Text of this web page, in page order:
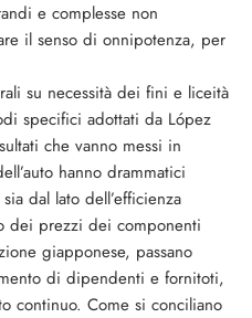
e complesse non
il senso di onnipotenza, per
su necessità dei fini e liceità
specifici adottati da López
che vanno messi in
hanno drammatici
dal lato dell’efficienza
dei prezzi dei componenti
giapponese, passano
di dipendenti e fornitoti,
continuo. Come si conciliano